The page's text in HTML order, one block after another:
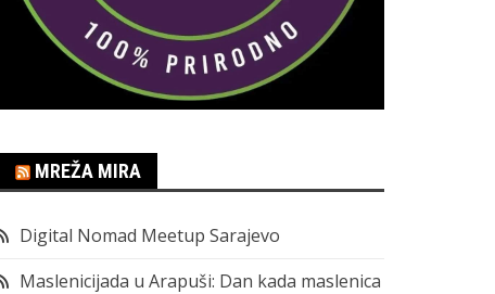
MREŽA MIRA
Digital Nomad Meetup Sarajevo
Maslenicijada u Arapuši: Dan kada maslenica